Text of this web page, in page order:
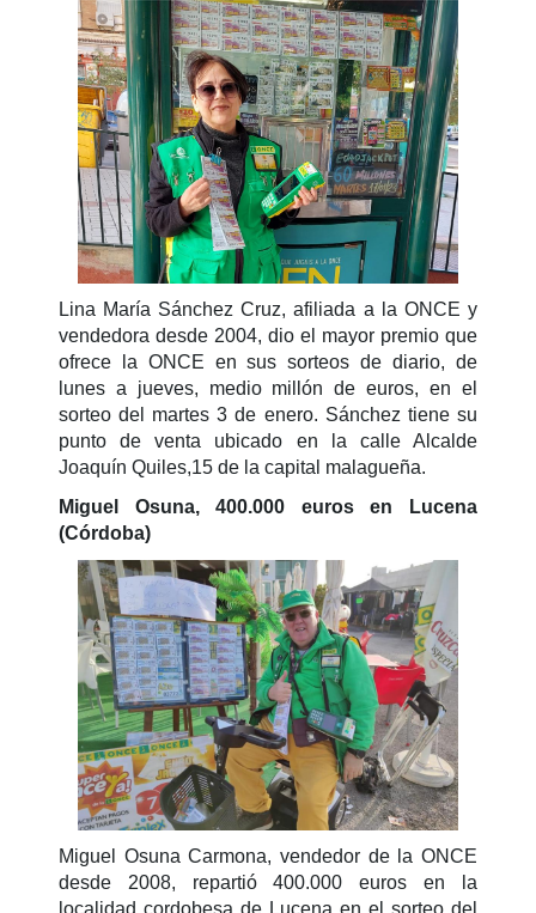
Lina María Sánchez Cruz, afiliada a la ONCE y
vendedora desde 2004, dio el mayor premio que
ofrece la ONCE en sus sorteos de diario, de
lunes a jueves, medio millón de euros, en el
sorteo del martes 3 de enero. Sánchez tiene su
punto de venta ubicado en la calle Alcalde
Joaquín Quiles,15 de la capital malagueña.
Miguel Osuna, 400.000 euros en Lucena
(Córdoba)
Miguel Osuna Carmona, vendedor de la ONCE
desde 2008, repartió 400.000 euros en la